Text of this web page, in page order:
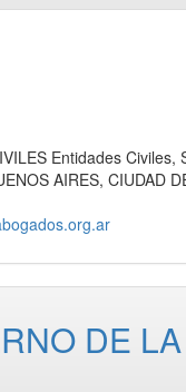
Entidades Civiles,
AIRES, CIUDAD
DE